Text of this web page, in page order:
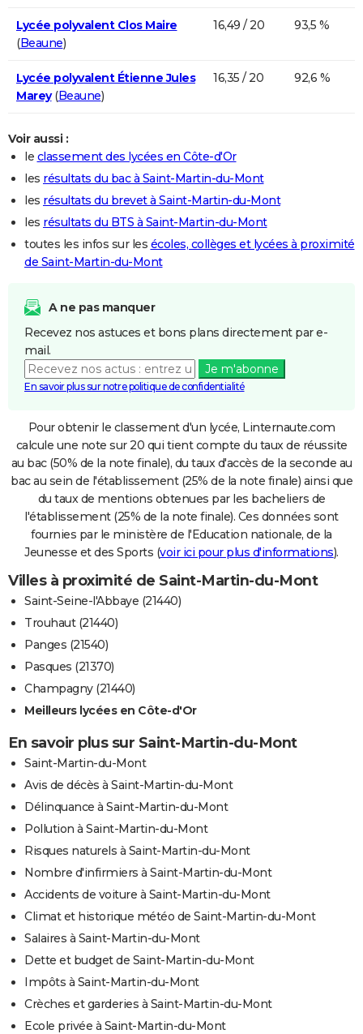
Lycée polyvalent Clos Maire
(Beaune)
16,49 / 20 93,5 %
Lycée polyvalent Étienne Jules
Marey(Beaune)
16,35 / 20 92,6 %
Voir aussi :
le classement des lycées en Côte-d'Or
les résultats du bac à Saint-Martin-du-Mont
les résultats du brevet à Saint-Martin-du-Mont
les résultats du BTS à Saint-Martin-du-Mont
toutes les infos sur les écoles, collèges et lycées à proximité
de Saint-Martin-du-Mont
A ne pas manquer
Recevez nos astuces et bons plans directement par e-
mail.
Je m'abonne
En savoir plus sur notre politique de confidentialité
Pour obtenir le classement d'un lycée, Linternaute.com
calcule une note sur 20 qui tient compte du taux de réussite
au bac (50% de la note finale), du taux d'accès de la seconde au
bac au sein de l'établissement (25% de la note finale) ainsi que
du taux de mentions obtenues par les bacheliers de
l'établissement (25% de la note finale). Ces données sont
fournies par le ministère de l'Education nationale, de la
Jeunesse et des Sports (voir ici pour plus d'informations).
Villes à proximité de Saint-Martin-du-Mont
Saint-Seine-l'Abbaye (21440)
Trouhaut (21440)
Panges (21540)
Pasques (21370)
Champagny (21440)
Meilleurs lycées en Côte-d'Or
En savoir plus sur Saint-Martin-du-Mont
Saint-Martin-du-Mont
Avis de décès à Saint-Martin-du-Mont
Délinquance à Saint-Martin-du-Mont
Pollution à Saint-Martin-du-Mont
Risques naturels à Saint-Martin-du-Mont
Nombre d'infirmiers à Saint-Martin-du-Mont
Accidents de voiture à Saint-Martin-du-Mont
Climat et historique météo de Saint-Martin-du-Mont
Salaires à Saint-Martin-du-Mont
Dette et budget de Saint-Martin-du-Mont
Impôts à Saint-Martin-du-Mont
Crèches et garderies à Saint-Martin-du-Mont
Ecole privée à Saint-Martin-du-Mont